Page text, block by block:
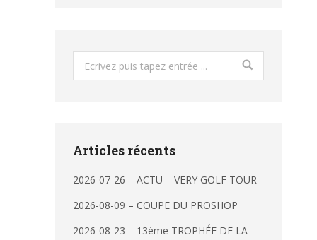
Search:
Articles récents
2026-07-26 – ACTU – VERY GOLF TOUR
2026-08-09 – COUPE DU PROSHOP
2026-08-23 – 13ème TROPHÉE DE LA